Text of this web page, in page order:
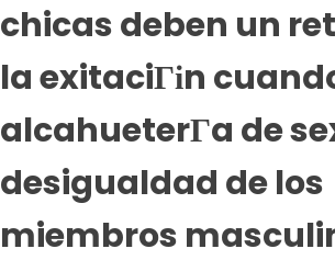
chicas deben un
la exitaciГіn
alcahueterГ­a de
desigualdad de los
miembros